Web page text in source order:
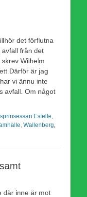
det förflutna
från det
Wilhelm
Därför är jag
vi ännu inte
avfall. Om något
Estelle
Wallenberg
där inne är mot